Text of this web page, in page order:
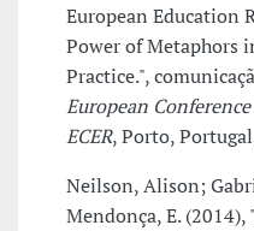
European Education
Power of Metaphors
Practice.",
European
ECER, Porto,
Neilson, Alison;
Mendonça, E.